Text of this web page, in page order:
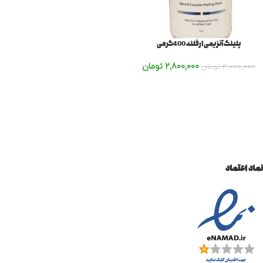
پلینگ آنزیمی ارفلند 400گرمی
3,000,000 تومان 2,800,000 تومان
نماد اعتماد